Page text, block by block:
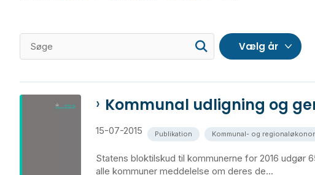
Kommunal udligning og
15-07-2015 Publikation Kommunal- og
Statens bloktilskud til kommunerne for 2016 udgør
alle kommuner meddelelse om deres de...